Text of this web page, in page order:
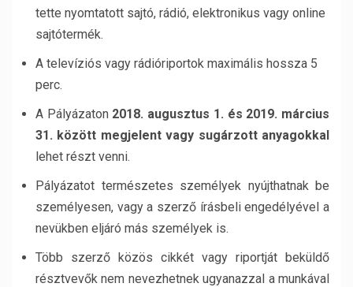
tette nyomtatott sajtó, rádió, elektronikus vagy online
sajtótermék.
A televíziós vagy rádióriportok maximális hossza 5
perc.
A Pályázaton 2018. augusztus 1. és 2019. március
31. között megjelent vagy sugárzott anyagokkal
lehet részt venni.
Pályázatot természetes személyek nyújthatnak be
személyesen, vagy a szerző írásbeli engedélyével a
nevükben eljáró más személyek is.
Több szerző közös cikkét vagy riportját beküldő
résztvevők nem nevezhetnek ugyanazzal a munkával